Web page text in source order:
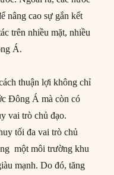
nâng cao sự gắn kết
trên nhiều mặt, nhiều
Á.
thuận lợi không chỉ
Đông Á mà còn có
vai trò chủ đạo.
tối đa vai trò chủ
một môi trường khu
mạnh. Do đó, tăng